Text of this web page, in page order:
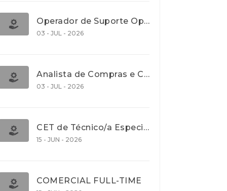
Operador de Suporte Operacional
03 - JUL - 2026
Analista de Compras e Contratos (Banca)
03 - JUL - 2026
CET de Técnico/a Especialista em Comércio Internacional (Nível 5)
15 - JUN - 2026
COMERCIAL FULL-TIME